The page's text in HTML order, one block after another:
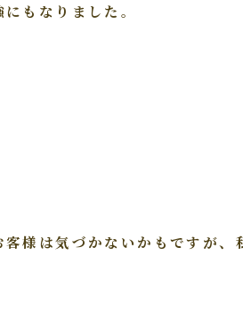
もなりました。
様は気づかないかもですが、